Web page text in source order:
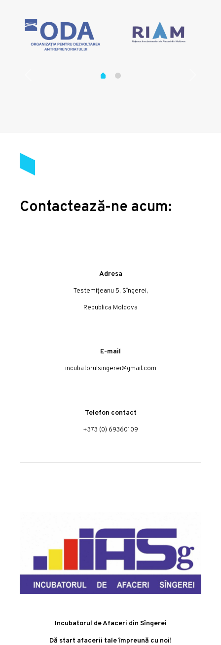
Contactează-ne acum:
Adresa
Testemițeanu 5, Sîngerei,
Republica Moldova
E-mail
incubatorulsingerei@gmail.com
Telefon contact
+373 (0) 69360109
Incubatorul de Afaceri din Sîngerei
Dă start afacerii tale împreună cu noi!